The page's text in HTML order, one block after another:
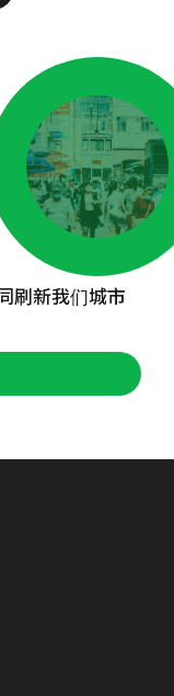
刷新我们城市